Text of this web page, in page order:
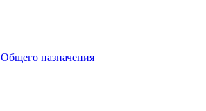
Общего назначения